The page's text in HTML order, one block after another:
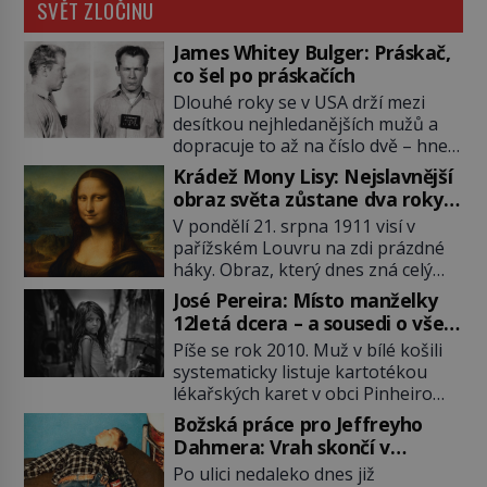
SVĚT ZLOČINU
James Whitey Bulger: Práskač,
co šel po práskačích
Dlouhé roky se v USA drží mezi
desítkou nejhledanějších mužů a
dopracuje to až na číslo dvě – hned
po Usámovi bin Ládinovi (1957–
2011). To je James „Whitey“ Bulger
(1929–2018) viněný ze spoluúčasti
na 19 vraždách, vydírání a lichvy. A
samozřejmě, krom toho je ještě
drogový dealer, který neváhá
odstranit z cesty všechny práskače,
zatímco […]
Krádež Mony Lisy: Nejslavnější
obraz světa zůstane dva roky
nezvěstný
V pondělí 21. srpna 1911 visí v
pařížském Louvru na zdi prázdné
háky. Obraz, který dnes zná celý
svět, je pryč. Zpočátku si nikdo
nemyslí, že jde o krádež.
Zaměstnanci jsou přesvědčeni, že
Mona Lisa je jen v restaurátorské
dílně nebo u fotografa. Když se
ukáže pravda, propukne jeden z
největších honů na zloděje v […]
José Pereira: Místo manželky
12letá dcera – a sousedi o všem
vědí!
Píše se rok 2010. Muž v bílé košili
systematicky listuje kartotékou
lékařských karet v obci Pinheiro
ležící asi 20 kilometrů od farmy s
podivínským majitelem. Něco tu
nesedí. Ledaže… Ledaže by ta
mladá dívka z farmy byla ne
Božská práce pro Jeffreyho
Dahmera: Vrah skončí v
tratolišti krve ve vězeňských
Po ulici nedaleko dnes již